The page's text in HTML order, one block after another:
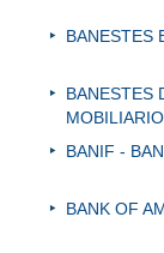
BANESTES
BANESTES
BANIF -
BANK OF